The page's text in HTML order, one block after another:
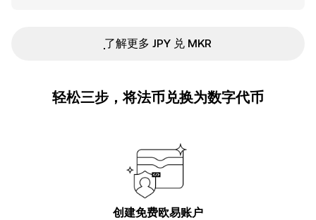
ִִִִִִִִִִִִִִִִִִִִִִִִִִִִִִִִִִִִִִִִִִִִִִִ了解更多 JPY 兑 MKR
轻松三步，将法币兑换为数字代币
创建免费欧易账户